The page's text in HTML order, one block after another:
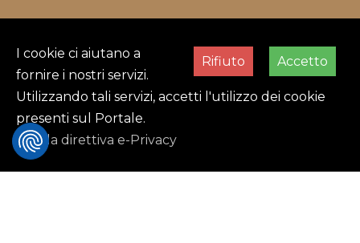
Sede legale:Piazza Don Bosco, 1/B - 90143 (PA)
P.IVA:07066590824
Orari Apertura
Lunedì - Venerdì
Accetto
Rifiuto
I cookie ci aiutano a
fornire i nostri servizi.
Utilizzando tali servizi, accetti l'utilizzo dei cookie
presenti sul Portale.
Vedi la direttiva e-Privacy